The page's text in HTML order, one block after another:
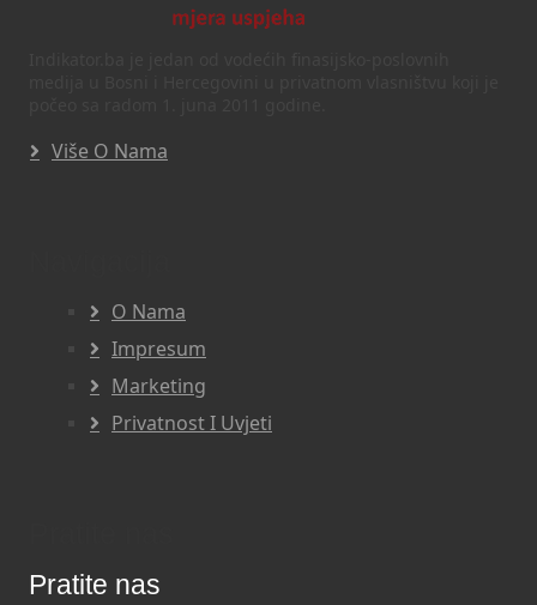
Više O Nama
O Nama
Impresum
Marketing
Privatnost I Uvjeti
Pratite nas